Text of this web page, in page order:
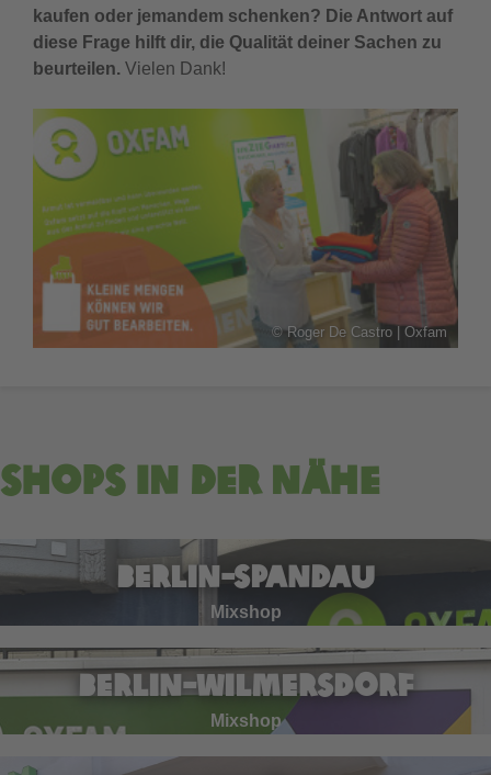
kaufen oder jemandem schenken? Die Antwort auf
diese Frage hilft dir, die Qualität deiner Sachen zu
beurteilen. Vielen Dank!
©Roger De Castro | Oxfam
Shops in der Nähe
Berlin-Spandau
Mixshop
Berlin-Wilmersdorf
Mixshop